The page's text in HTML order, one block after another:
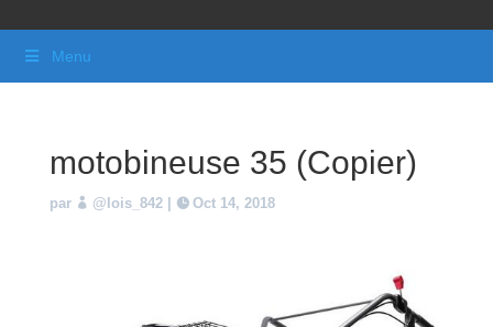
Menu
motobineuse 35 (Copier)
par @lois_842| Oct 14, 2018